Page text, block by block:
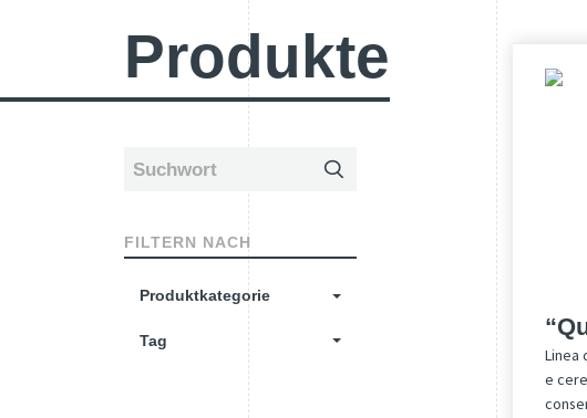
Produkte
FILTERN NACH
Produktkategorie
Tag
Linea
e